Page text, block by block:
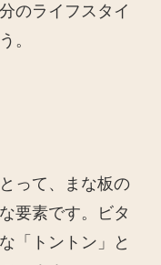
のライフスタイ
。
って、まな板の
要素です。ビタ
「トントン」と